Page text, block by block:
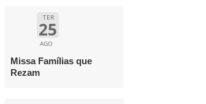
TER
25
AGO
Missa Famílias que
Rezam